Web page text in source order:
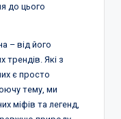
до цього
– від його
трендів. Які з
є просто
тему, ми
міфів та легенд,